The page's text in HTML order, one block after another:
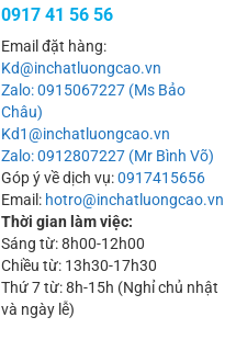
0917 41 56 56
Email đặt hàng:
Kd@inchatluongcao.vn
Zalo: 0915067227 (Ms Bảo
Châu)
Kd1@inchatluongcao.vn
Zalo: 0912807227 (Mr Bình Võ)
Góp ý về dịch vụ:0917415656
Email: hotro@inchatluongcao.vn
Thời gian làm việc:
Sáng từ: 8h00-12h00
Chiều từ: 13h30-17h30
Thứ 7 từ: 8h-15h (Nghỉ chủ nhật
và ngày lễ)